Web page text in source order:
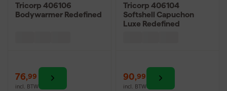
Tricorp 406106
Bodywarmer Redefined
76,99
incl. BTW
Tricorp 406104
Softshell Capuchon
Luxe Redefined
90,99
incl. BTW